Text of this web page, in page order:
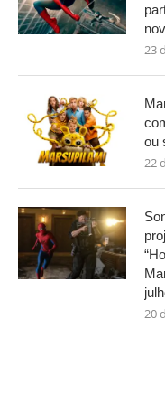
23
ou
22
20